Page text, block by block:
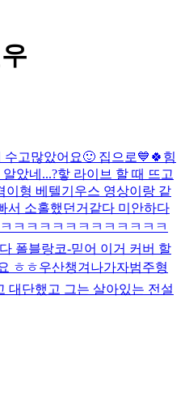
고많았어요🙂 집으로💙 🍀힘
았네...?핳 라이브 할 때 뜨고
이형 베텔기우스 영상이랑 같
서 소홀했던거같다 미안하다
ㅋㅋㅋㅋㅋㅋㅋㅋㅋㅋㅋㅋㅋ
폴블랑코-믿어 이거 커버 할
ㅎㅎ우산챙겨나가자범주형
대단했고 그는 살아있는 전설